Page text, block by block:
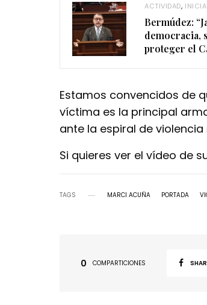
ACTIVIDAD,
Bermúdez:
democracia,
proteger el
Estamos convencidos de
víctima es la principal
ante la espiral de
Si quieres ver el vídeo de
TAGS MARCI ACUÑA PORTADA
0 COMPARTICIONES